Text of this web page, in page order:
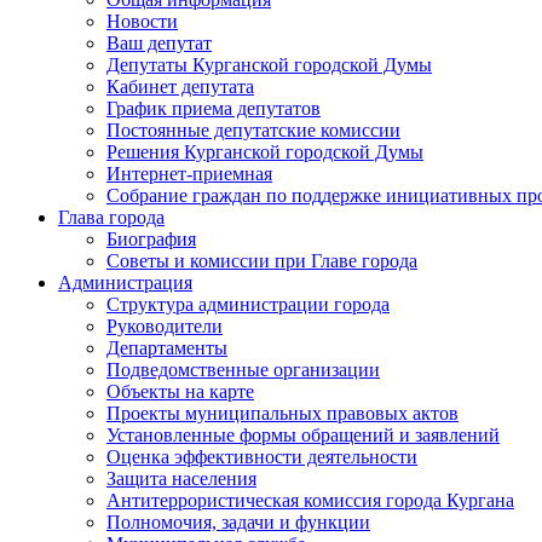
Новости
Ваш депутат
Депутаты Курганской городской Думы
Кабинет депутата
График приема депутатов
Постоянные депутатские комиссии
Решения Курганской городской Думы
Интернет-приемная
Собрание граждан по поддержке инициативных
Глава города
Биография
Советы и комиссии при Главе города
Администрация
Структура администрации города
Руководители
Департаменты
Подведомственные организации
Объекты на карте
Проекты муниципальных правовых актов
Установленные формы обращений и заявлений
Оценка эффективности деятельности
Защита населения
Антитеррористическая комиссия города Кургана
Полномочия, задачи и функции